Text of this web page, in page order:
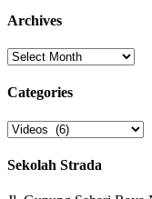
Archives
Archives
Categories
Categories
Sekolah Strada